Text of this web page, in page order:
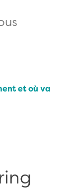
et où va